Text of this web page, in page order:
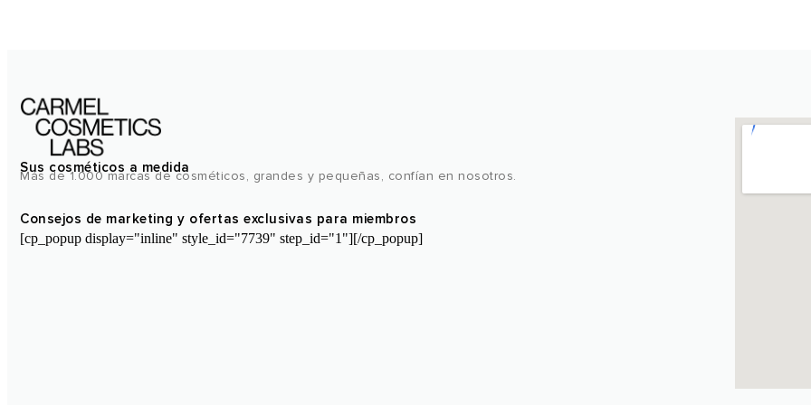
Sus cosméticos a medida
Más de 1.000 marcas de cosméticos, grandes y pequeñas, confían en nosotros.
Consejos de marketing y ofertas exclusivas para miembros
[cp_popup display="inline" style_id="7739" step_id="1"][/cp_popup]